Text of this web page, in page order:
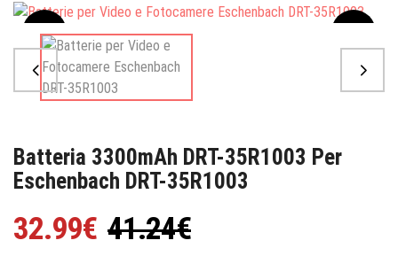
Sale
Batteria 3300mAh DRT-35R1003 Per
Eschenbach DRT-35R1003
32.99€ 41.24€